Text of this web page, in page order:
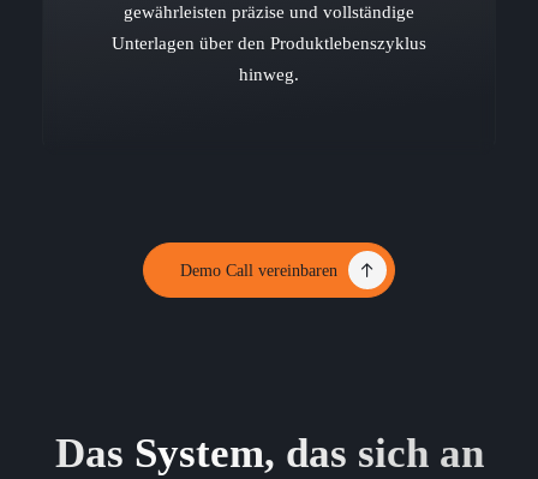
gewährleisten präzise und vollständige
Unterlagen über den Produktlebenszyklus
hinweg.
Demo Call vereinbaren
Das System, das sich an